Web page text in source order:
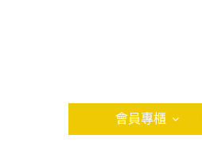
會員專櫃